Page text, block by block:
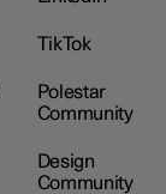
TikTok
Polestar
Community
Design
Community